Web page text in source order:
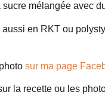
mélangée avec
en RKT ou
sur ma page
la recette ou les